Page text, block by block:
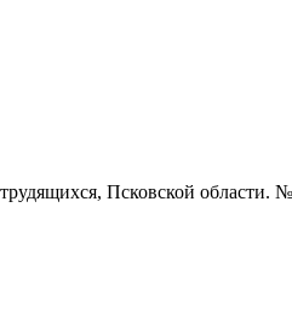
Псковской области.